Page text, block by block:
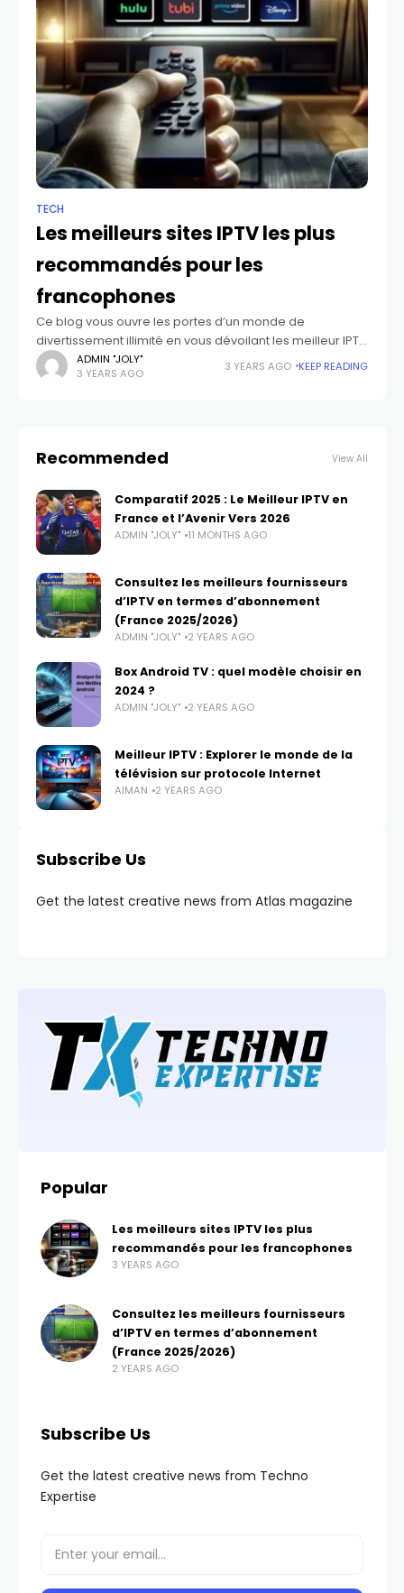
TECH
Les meilleurs sites IPTV les plus
recommandés pour les
francophones
Ce blog vous ouvre les portes d’un monde de
divertissement illimité en vous dévoilant les meilleur IPTV
de haute qualité disponibles en France. Oubliez les
câbles et les abonnements onéreux,
ADMIN "JOLY"
3 YEARS AGO
3 YEARS AGO KEEP READING
Recommended View All
Comparatif 2025 : Le Meilleur IPTV en
France et l’Avenir Vers 2026
ADMIN "JOLY" 11 MONTHS AGO
Consultez les meilleurs fournisseurs
d’IPTV en termes d’abonnement
(France 2025/2026)
ADMIN "JOLY" 2 YEARS AGO
Box Android TV : quel modèle choisir en
2024 ?
ADMIN "JOLY" 2 YEARS AGO
Meilleur IPTV : Explorer le monde de la
télévision sur protocole Internet
AIMAN 2 YEARS AGO
Subscribe Us
Get the latest creative news from Atlas magazine
Popular
Les meilleurs sites IPTV les plus
recommandés pour les francophones
3 YEARS AGO
Consultez les meilleurs fournisseurs
d’IPTV en termes d’abonnement
(France 2025/2026)
2 YEARS AGO
Subscribe Us
Get the latest creative news from Techno
Expertise